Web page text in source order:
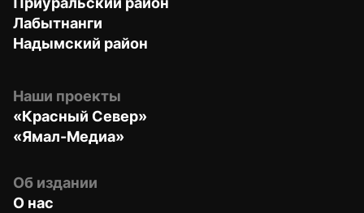
Лабытнанги
Надымский район
Наши проекты
«Красный Север»
«Ямал-Медиа»
Об издании
О нас